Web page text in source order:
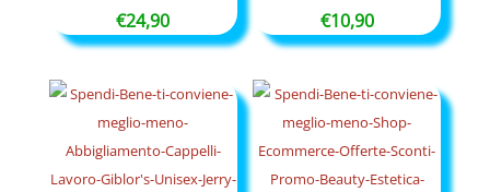
€24,90 €10,90